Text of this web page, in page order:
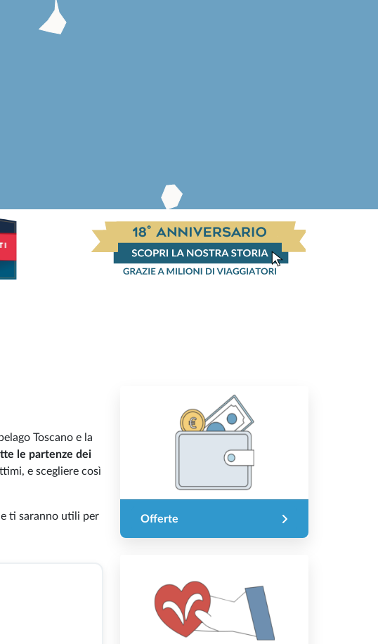
Toscano e la
le partenze dei
e scegliere così
ti saranno utili per
Offerte